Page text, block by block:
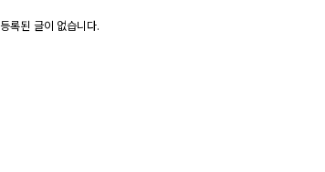
등록된 글이 없습니다.